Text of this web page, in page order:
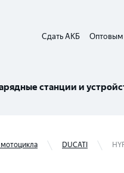
Сдать АКБ Оптовым
станции и
DUCATI